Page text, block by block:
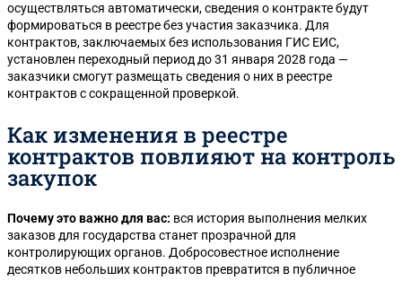
осуществляться автоматически, сведения о контракте будут
формироваться в реестре без участия заказчика. Для
контрактов, заключаемых без использования ГИС ЕИС,
установлен переходный период до 31 января 2028 года —
заказчики смогут размещать сведения о них в реестре
контрактов с сокращенной проверкой.
Как изменения в реестре
контрактов повлияют на контроль
закупок
Почему это важно для вас: вся история выполнения мелких
заказов для государства станет прозрачной для
контролирующих органов. Добросовестное исполнение
десятков небольших контрактов превратится в публичное